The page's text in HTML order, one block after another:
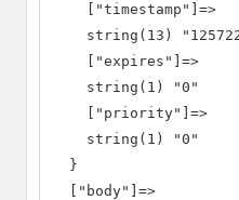
    ["timestamp"]=>
string(13)
    ["expires"]=>
    string(1) "0"
    ["priority"]=>
    string(1) "0"
  }
  ["body"]=>